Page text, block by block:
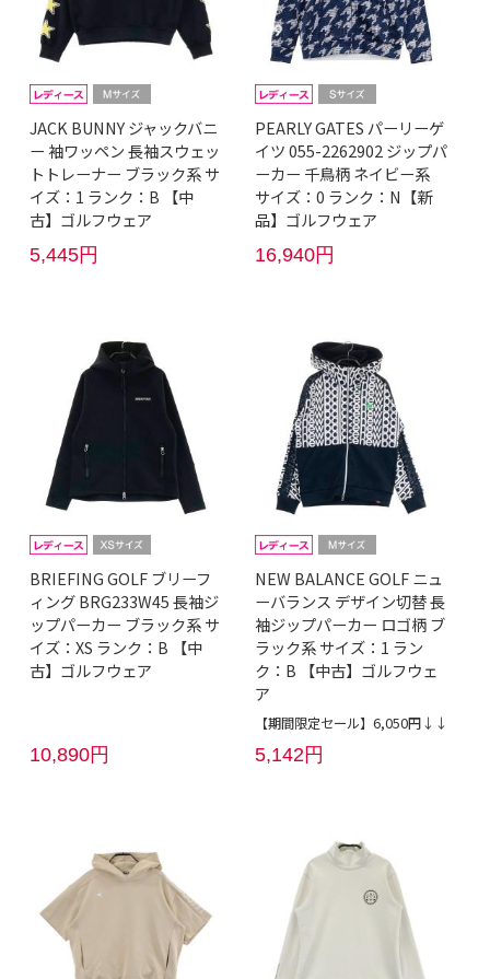
JACK BUNNY ジャックバニ
ー 袖ワッペン 長袖スウェッ
トトレーナー ブラック系 サ
イズ：1 ランク：B 【中
古】ゴルフウェア
5,445円
PEARLY GATES パーリーゲ
イツ 055-2262902 ジップパ
ーカー 千鳥柄 ネイビー系
サイズ：0 ランク：N【新
品】ゴルフウェア
16,940円
BRIEFING GOLF ブリーフ
ィング BRG233W45 長袖ジ
ップパーカー ブラック系 サ
イズ：XS ランク：B 【中
古】ゴルフウェア
10,890円
NEW BALANCE GOLF ニュ
ーバランス デザイン切替 長
袖ジップパーカー ロゴ柄 ブ
ラック系 サイズ：1 ラン
ク：B 【中古】ゴルフウェ
ア
【期間限定セール】6,050円↓↓
5,142円